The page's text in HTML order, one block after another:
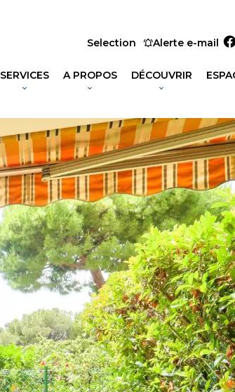
Selection Alerte e-mail
SERVICES A PROPOS DÉCOUVRIR